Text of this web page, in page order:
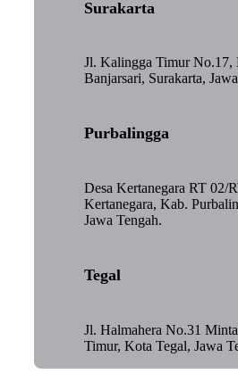
Surakarta
Jl. Kalingga Timur No.17,
Banjarsari, Surakarta,
Purbalingga
Desa Kertanegara RT 02/
Kertanegara, Kab.
Jawa Tengah.
Tegal
Jl. Halmahera No.31
Timur, Kota Tegal, Jawa